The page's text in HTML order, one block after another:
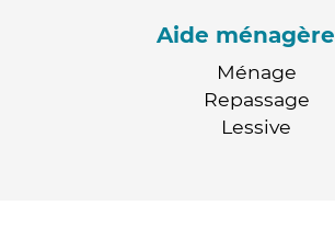
Aide ménagère
Ménage
Repassage
Lessive